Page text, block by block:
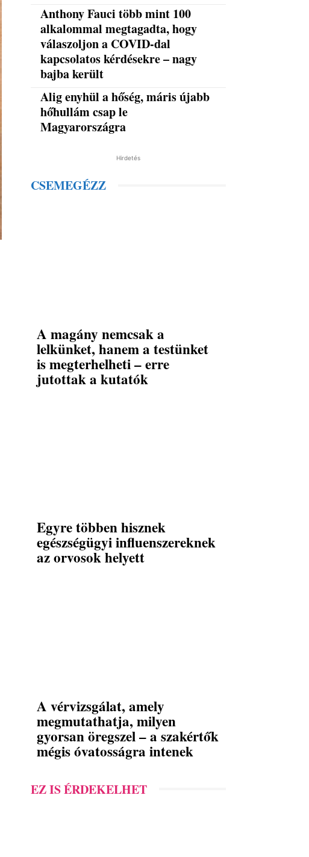
Anthony Fauci több mint 100
alkalommal megtagadta, hogy
válaszoljon a COVID-dal
kapcsolatos kérdésekre – nagy
bajba került
Alig enyhül a hőség, máris újabb
hőhullám csap le
Magyarországra
Hirdetés
CSEMEGÉZZ
A magány nemcsak a
lelkünket, hanem a testünket
is megterhelheti – erre
jutottak a kutatók
Egyre többen hisznek
egészségügyi influenszereknek
az orvosok helyett
A vérvizsgálat, amely
megmutathatja, milyen
gyorsan öregszel – a szakértők
mégis óvatosságra intenek
EZ IS ÉRDEKELHET